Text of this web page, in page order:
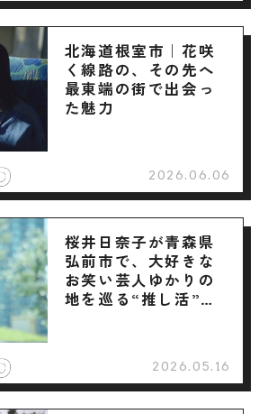
北海道根室市｜花咲
く線路の、その先へ
最東端の街で出会っ
た魅力
2026.06.06
桜井日奈子が青森県
弘前市で、大好きな
お笑い芸人ゆかりの
地を巡る“推し活”旅
2026.05.16